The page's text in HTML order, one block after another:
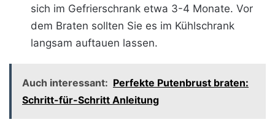
sich im Gefrierschrank etwa 3-4 Monate. Vor
dem Braten sollten Sie es im Kühlschrank
langsam auftauen lassen.
Auch interessant: Perfekte Putenbrust braten:
Schritt-für-Schritt Anleitung